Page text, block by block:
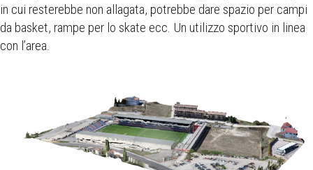
in cui resterebbe non allagata, potrebbe dare spazio per campi
da basket, rampe per lo skate ecc. Un utilizzo sportivo in linea
con l’area.